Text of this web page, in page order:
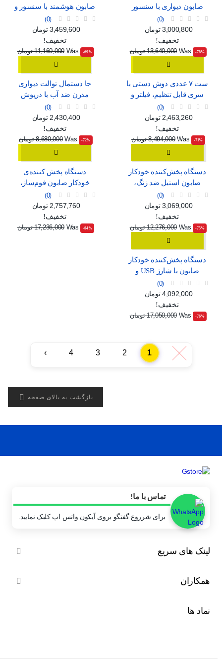
صابون دیواری با سنسور
هوشمند، قابل شارژ با USB
0
قیمت عادی
قیمت
3,000,800 تومان
تخفیف!
‎-78%
Was 13,640,000 تومان
صابون هوشمند با سنسور و
قابلیت تنظیم جریان
0
قیمت عادی
قیمت
3,459,600 تومان
تخفیف!
‎-69%
Was 11,160,000 تومان
ست ۷ عددی دوش دستی با
سری قابل تنظیم، فیلتر و
ماساژور
0
قیمت عادی
قیمت
2,463,260 تومان
تخفیف!
‎-71%
Was 8,494,000 تومان
جا دستمال توالت دیواری
مدرن ضد آب با درپوش
0
قیمت عادی
قیمت
2,430,400 تومان
تخفیف!
‎-72%
Was 8,680,000 تومان
دستگاه پخش‌کننده خودکار
صابون استیل ضد زنگ،
بدون نیاز به لمس
0
قیمت عادی
قیمت
3,069,000 تومان
تخفیف!
‎-75%
Was 12,276,000 تومان
دستگاه پخش کننده‌ی
خودکار صابون فوم‌ساز،
بدون نیاز به لمس
0
قیمت عادی
قیمت
2,757,760 تومان
تخفیف!
‎-84%
Was 17,236,000 تومان
دستگاه پخش‌کننده خودکار
صابون با شارژ USB و
صفحه نمایش دیجیتال
0
قیمت عادی
قیمت
4,092,000 تومان
تخفیف!
‎-76%
Was 17,050,000 تومان
‹
1
2
3
4
›
بازگشت به بالای صفحه 
تماس با ما!
برای شرروع گفتگو بروی آیکون واتس اپ کلیک نمایید.
لینک های سریع 
همکاران 
نماد ها